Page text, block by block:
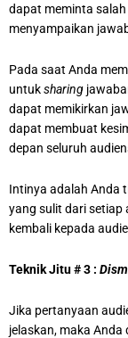
dapat meminta
menyampaikan
Pada saat Anda
untuksharing
dapat memikirkan
dapat membuat
depan seluruh
Intinya adalah Anda
yang sulit dari setiap
kembali kepada
Teknik Jitu # 3 :
Jika pertanyaan
jelaskan, maka